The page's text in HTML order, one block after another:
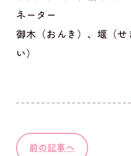
ネーター
御木（おんき）、堰（せ
い）
前の記事へ